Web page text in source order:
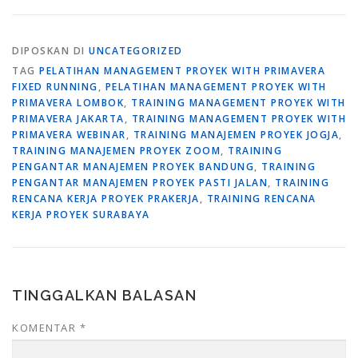
DIPOSKAN DI UNCATEGORIZED
TAG PELATIHAN MANAGEMENT PROYEK WITH PRIMAVERA
FIXED RUNNING, PELATIHAN MANAGEMENT PROYEK WITH
PRIMAVERA LOMBOK, TRAINING MANAGEMENT PROYEK WITH
PRIMAVERA JAKARTA, TRAINING MANAGEMENT PROYEK WITH
PRIMAVERA WEBINAR, TRAINING MANAJEMEN PROYEK JOGJA,
TRAINING MANAJEMEN PROYEK ZOOM, TRAINING
PENGANTAR MANAJEMEN PROYEK BANDUNG, TRAINING
PENGANTAR MANAJEMEN PROYEK PASTI JALAN, TRAINING
RENCANA KERJA PROYEK PRAKERJA, TRAINING RENCANA
KERJA PROYEK SURABAYA
TINGGALKAN BALASAN
KOMENTAR *